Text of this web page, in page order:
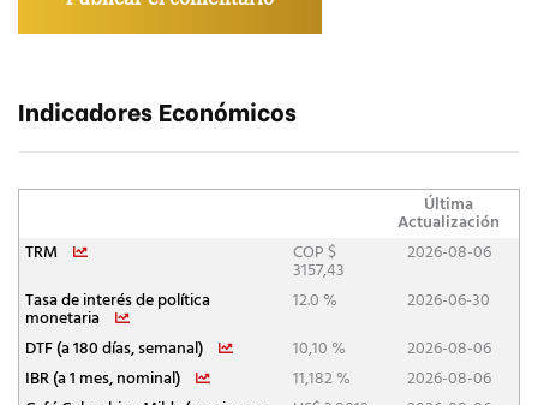
Indicadores Económicos